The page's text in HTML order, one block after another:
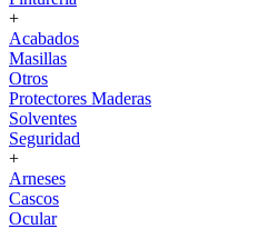
+
Acabados
Masillas
Otros
Protectores Maderas
Solventes
Seguridad
+
Arneses
Cascos
Ocular